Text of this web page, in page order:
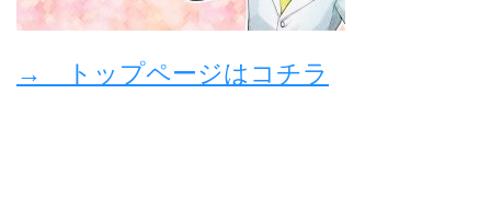
→ トップページはコチラ